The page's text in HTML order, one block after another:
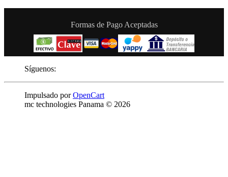
Formas de Pago Aceptadas
Síguenos:
Impulsado porOpenCart
mc technologies Panama © 2026